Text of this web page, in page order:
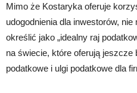
Mimo że Kostaryka oferuje
udogodnienia dla inwestorów,
określić jako „idealny raj
na świecie, które oferują
podatkowe i ulgi podatkowe dla